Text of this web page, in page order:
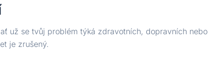
už se tvůj problém týká zdravotních, dopravních nebo
je zrušený.